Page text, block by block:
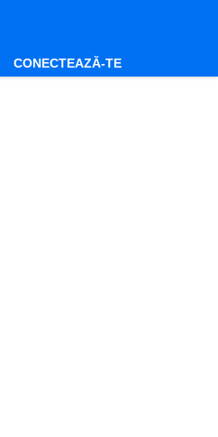
CONECTEAZĂ-TE